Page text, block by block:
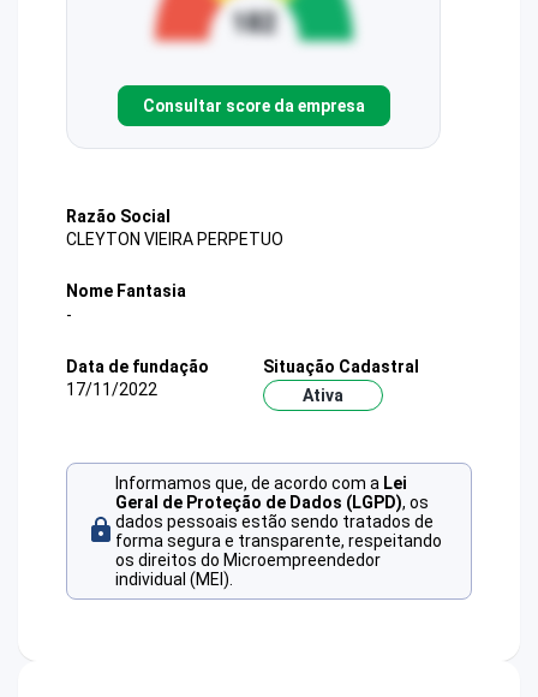
Consultar score da empresa
Razão Social
CLEYTON VIEIRA PERPETUO
Nome Fantasia
-
Data de fundação
17/11/2022
Situação Cadastral
Ativa
Informamos que, de acordo com a Lei
Geral de Proteção de Dados (LGPD), os
dados pessoais estão sendo tratados de
forma segura e transparente, respeitando
os direitos do Microempreendedor
individual (MEI).